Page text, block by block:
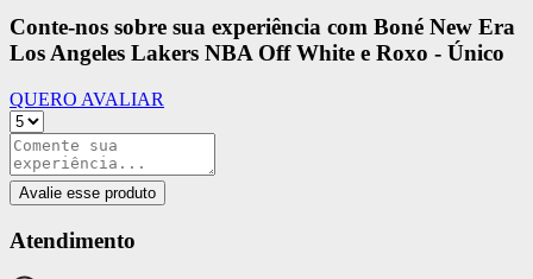
Conte-nos sobre sua experiência com Boné New Era
Los Angeles Lakers NBA Off White e Roxo - Único
QUERO AVALIAR
Avalie esse produto
Atendimento